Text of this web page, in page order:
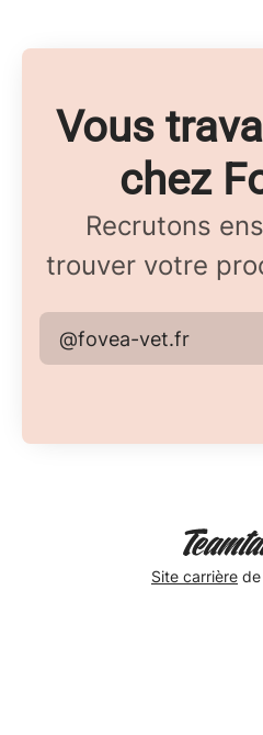
Vous
chez
Recrutons
trouver votre
@fovea-vet.fr
Site carrière de